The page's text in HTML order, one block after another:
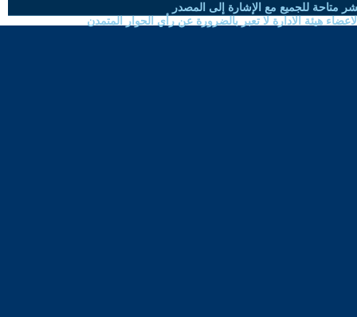
متاحة للجميع مع الإشارة إلى المصدر
هيئة الادارة لا تعبر بالضرورة عن رأي الحوار المتمدن